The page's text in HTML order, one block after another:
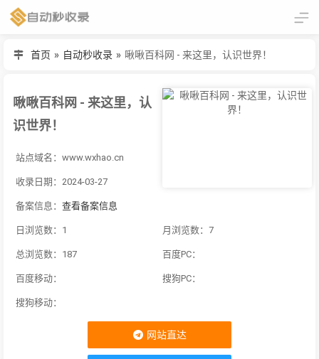
首页 » 自动秒收录 » 啾啾百科网 - 来这里，认识世界！
啾啾百科网 - 来这里，认
识世界！
站点域名：www.wxhao.cn
收录日期：2024-03-27
备案信息： 查看备案信息
日浏览数：1 月浏览数：7
总浏览数：187 百度PC：
百度移动： 搜狗PC：
搜狗移动：
网站直达